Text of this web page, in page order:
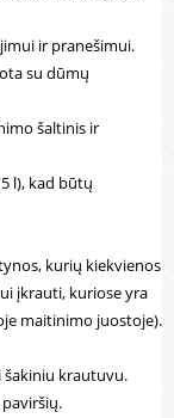
ir pranešimui.
su dūmų
šaltinis ir
l), kad būtų
kurių kiekvienos
įkrauti, kuriose yra
maitinimo juostoje).
šakiniu krautuvu.